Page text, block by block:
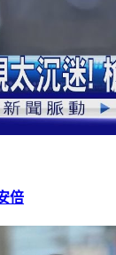
倍